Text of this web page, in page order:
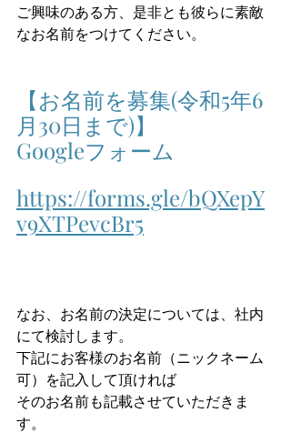
ご興味のある方、是非とも彼らに素敵
なお名前をつけてください。
【お名前を募集(令和5年6
月30日まで)】
Googleフォーム
https://forms.gle/bQXepY
v9XTPevcBr5
なお、お名前の決定については、社内
にて検討します。
下記にお客様のお名前（ニックネーム
可）を記入して頂ければ
そのお名前も記載させていただきま
す。